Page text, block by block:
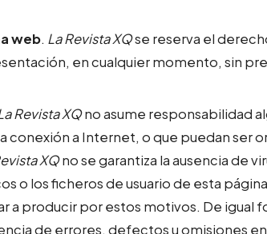
web. La Revista XQse reserva el
en cualquier momento, sin
Revista XQno asume responsabilidad
conexión a Internet, o que puedan ser
XQno se garantiza la ausencia de
o los ficheros de usuario de esta
a producir por estos motivos. De
de errores, defectos u omisiones